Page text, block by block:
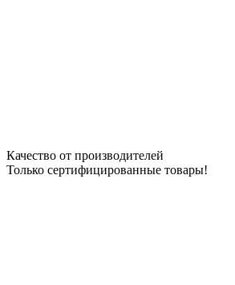
Качество от производителей
Только сертифицированные товары!